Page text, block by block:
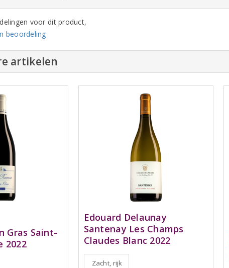
voor dit product,
beoordeling
artikelen
Gras Saint-
2022
Edouard Delaunay
Santenay Les Champs
Claudes Blanc 2022
Zacht, rijk